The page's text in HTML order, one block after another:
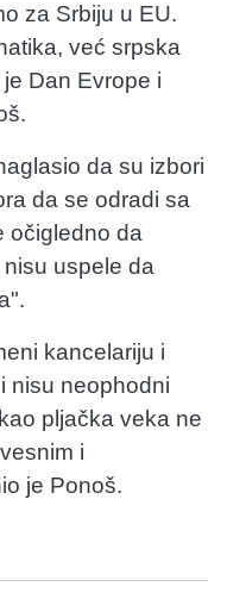
za Srbiju u EU.
već srpska
Dan Evrope i
da su izbori
da se odradi sa
očigledno da
uspele da
kancelariju i
nisu neophodni
pljačka veka ne
i
je Ponoš.